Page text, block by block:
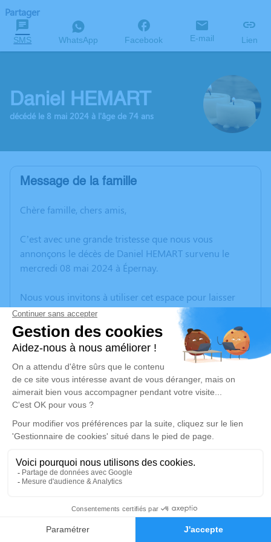
Faire-part Hommages
Partager
SMS WhatsApp Facebook E-mail Lien
Daniel HEMART
décédé le 8 mai 2024 à l'âge de 74 ans
Message de la famille
Chère famille, chers amis,
C’est avec une grande tristesse que nous vous
annonçons le décès de Daniel HEMART survenu le
mercredi 08 mai 2024 à Épernay.
Nous vous invitons à utiliser cet espace pour laisser
vos condoléances, partager des photos souvenirs, une
anecdote ou exprimer vos pensées à travers des
poèmes ou des textes. Cet endroit est un lieu
d'expression dédié à honorer la mémoire de Daniel
HEMART.
Un service de plantation d’arbre hommage est
disponible ici
Cérémonie religieuse
Église Saint Georges de Damery
51480 Damery